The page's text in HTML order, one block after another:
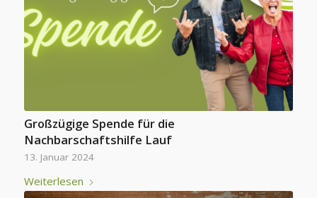
Großzügige Spende für die
Nachbarschaftshilfe Lauf
13. Januar 2024
Weiterlesen